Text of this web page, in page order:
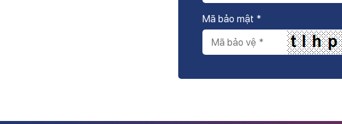
Mã bảo mật *